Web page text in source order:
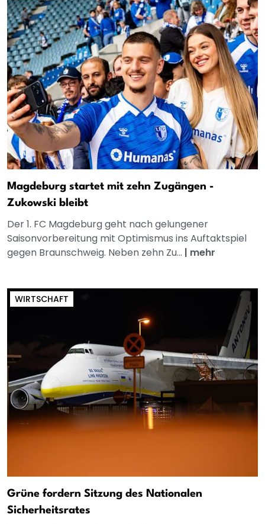
Magdeburg startet mit zehn Zugängen -
Zukowski bleibt
Der 1. FC Magdeburg geht nach gelungener
Saisonvorbereitung mit Optimismus ins Auftaktspiel
gegen Braunschweig. Neben zehn Zu... | mehr
WIRTSCHAFT
Grüne fordern Sitzung des Nationalen
Sicherheitsrates